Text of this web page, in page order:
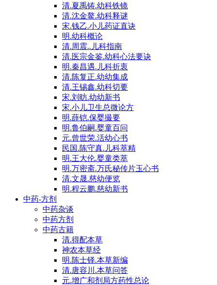
清.夏禹铸.幼科铁镜
清.沈金鳌.幼科释谜
宋.钱乙.小儿药证直诀
明.幼科概论
清.周震..儿科指南
清.医宗金鉴.幼科心法要诀
明.秦昌遇.儿科折衷
清.陈复正.幼幼集成
清.王锡鑫.幼科切要
宋.刘昉.幼幼新书
宋.小儿卫生总微论方
明.薛铠.保婴撮要
明.鲁伯嗣.婴童百问
元.曾世荣.活幼心书
民国.陈守真.儿科萃精
明.王大伦.婴童类萃
明.万密斋.万氏秘传片玉心书
清.文晟.慈幼便览
明.程云鹏.慈幼新书
中药-方剂
中药杂谈
中药方剂
中药古籍
清.得配本草
神农本草经
明.陈士铎.本草新编
清.唐容川.本草问答
元.增广和剂局方药性总论